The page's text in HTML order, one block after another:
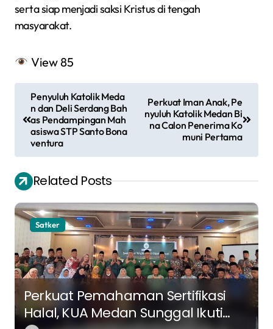
serta siap menjadi saksi Kristus di tengah
masyarakat.
View85
a
i
g
a
s
p
o
s
Penyuluh Katolik Meda
n dan Deli Serdang Bah
as Pendampingan Mah
asiswa STP Santo Bona
ventura
Perkuat Iman Anak, Pe
nyuluh Katolik Medan Bi
na Calon Penerima Ko
muni Pertama
Related Posts
Satker
Perkuat Pemahaman Sertifikasi
Halal, KUA Medan Sunggal Ikuti